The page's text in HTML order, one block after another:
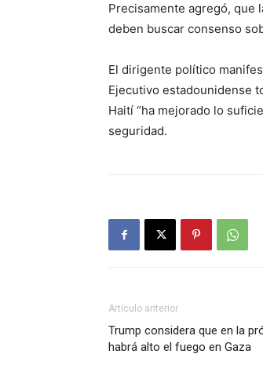
Precisamente agregó, que
deben buscar consenso
El dirigente político
Ejecutivo estadounidense
Haití “ha mejorado lo
seguridad.
Artículo anterior
Trump considera que en la
habrá alto el fuego en Gaza